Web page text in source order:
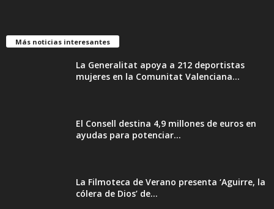
Más noticias interesantes
La Generalitat apoya a 212 deportistas
mujeres en la Comunitat Valenciana...
El Consell destina 4,9 millones de euros en
ayudas para potenciar...
La Filmoteca de Verano presenta ‘Aguirre, la
cólera de Dios’ de...